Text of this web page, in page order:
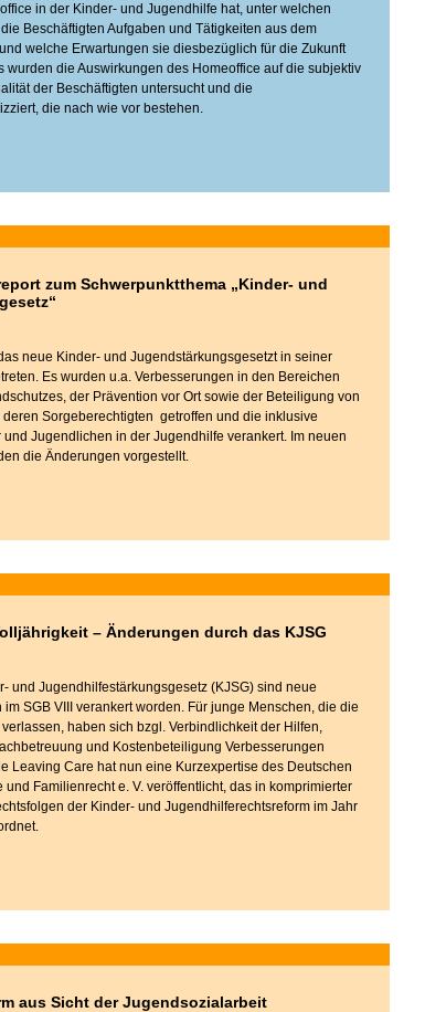
in der Kinder- und Jugendhilfe hat, unter welchen
Beschäftigten Aufgaben und Tätigkeiten aus dem
welche Erwartungen sie diesbezüglich für die Zukunft
wurden die Auswirkungen des Homeoffice auf die subjektiv
der Beschäftigten untersucht und die
die nach wie vor bestehen.
zum Schwerpunktthema „Kinder- und
neue Kinder- und Jugendstärkungsgesetzt in seiner
Es wurden u.a. Verbesserungen in den Bereichen
der Prävention vor Ort sowie der Beteiligung von
Sorgeberechtigten getroffen und die inklusive
und Jugendlichen in der Jugendhilfe verankert. Im neuen
die Änderungen vorgestellt.
– Änderungen durch das KJSG
und Jugendhilfestärkungsgesetz (KJSG) sind neue
SGB VIII verankert worden. Für junge Menschen, die die
haben sich bzgl. Verbindlichkeit der Hilfen,
und Kostenbeteiligung Verbesserungen
Leaving Care hat nun eine Kurzexpertise des Deutschen
und Familienrecht e. V. veröffentlicht, das in komprimierter
der Kinder- und Jugendhilferechtsreform im Jahr
aus Sicht der Jugendsozialarbeit